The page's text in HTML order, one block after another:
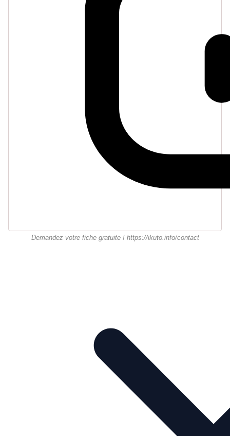
Demandez votre fiche gratuite ! https://ikuto.info/contact